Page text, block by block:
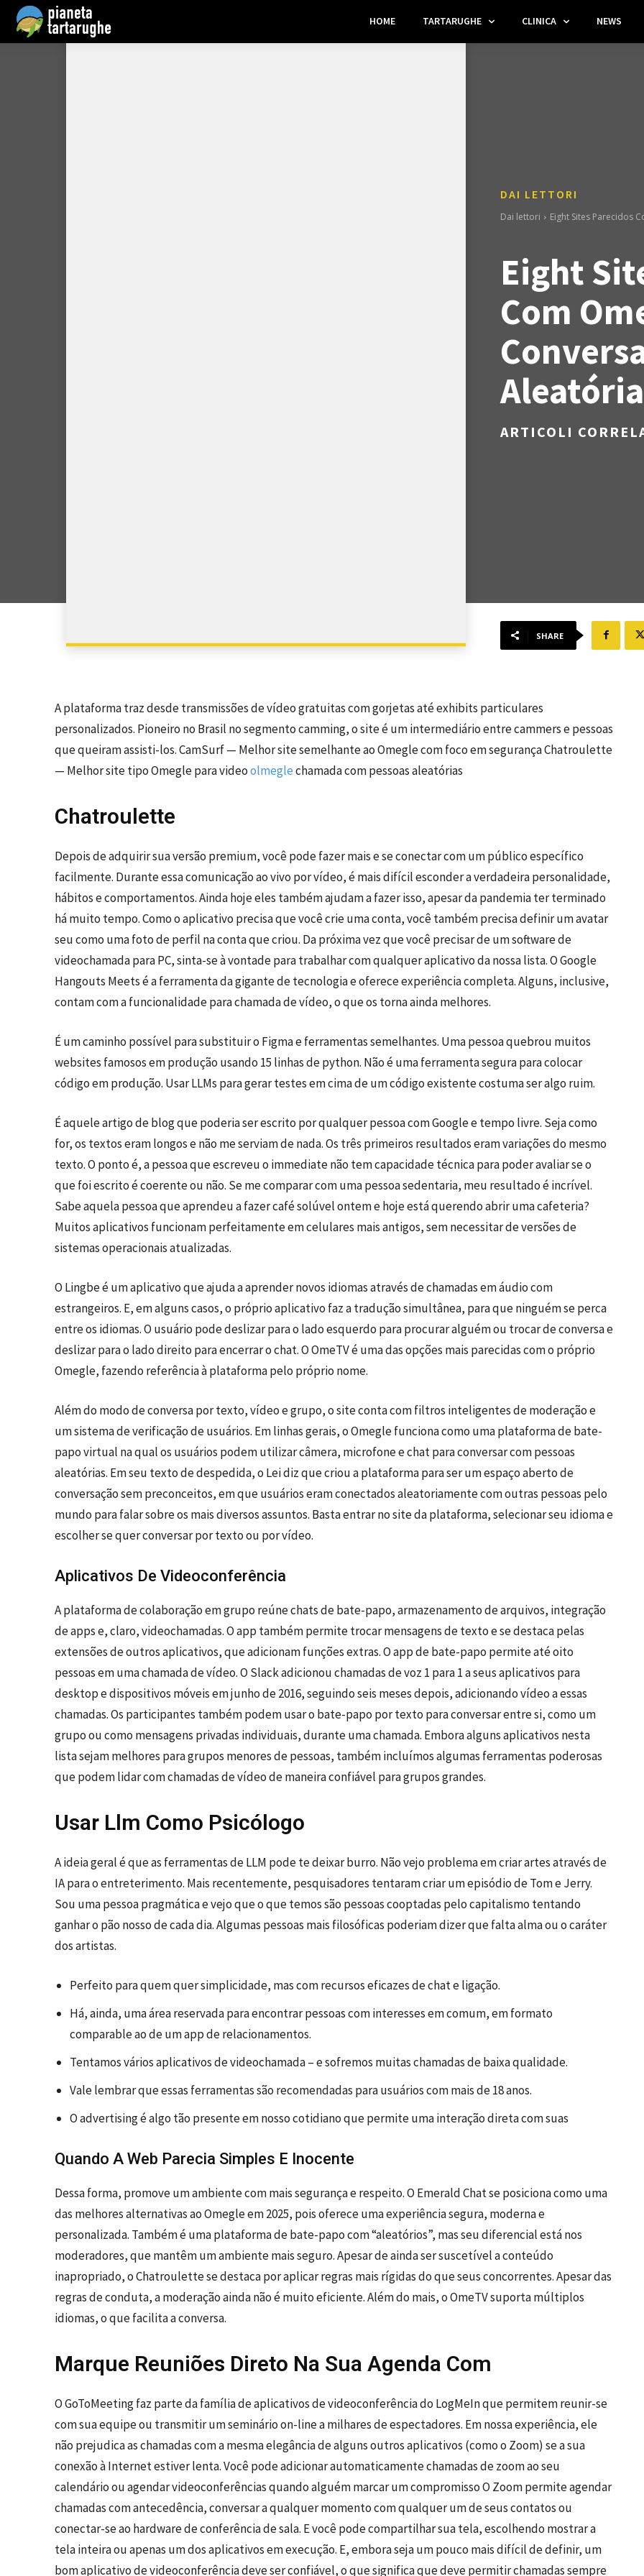
HOME TARTARUGHE CLINICA NEWS
DAI LETTORI
Dai lettori Eight Sites Parecidos
Eight
Com
ARTICOLI
SHARE
A plataforma traz desde transmissões de vídeo gratuitas com gorjetas até exhibits particulares
personalizados. Pioneiro no Brasil no segmento camming, o site é um intermediário entre cammers e pessoas
que queiram assisti-los. CamSurf — Melhor site semelhante ao Omegle com foco em segurança Chatroulette
— Melhor site tipo Omegle para videoolmeglechamada com pessoas aleatórias
Chatroulette
Depois de adquirir sua versão premium, você pode fazer mais e se conectar com um público específico
facilmente. Durante essa comunicação ao vivo por vídeo, é mais difícil esconder a verdadeira personalidade,
hábitos e comportamentos. Ainda hoje eles também ajudam a fazer isso, apesar da pandemia ter terminado
há muito tempo. Como o aplicativo precisa que você crie uma conta, você também precisa definir um avatar
seu como uma foto de perfil na conta que criou. Da próxima vez que você precisar de um software de
videochamada para PC, sinta-se à vontade para trabalhar com qualquer aplicativo da nossa lista. O Google
Hangouts Meets é a ferramenta da gigante de tecnologia e oferece experiência completa. Alguns, inclusive,
contam com a funcionalidade para chamada de vídeo, o que os torna ainda melhores.
É um caminho possível para substituir o Figma e ferramentas semelhantes. Uma pessoa quebrou muitos
websites famosos em produção usando 15 linhas de python. Não é uma ferramenta segura para colocar
código em produção. Usar LLMs para gerar testes em cima de um código existente costuma ser algo ruim.
É aquele artigo de blog que poderia ser escrito por qualquer pessoa com Google e tempo livre. Seja como
for, os textos eram longos e não me serviam de nada. Os três primeiros resultados eram variações do mesmo
texto. O ponto é, a pessoa que escreveu o immediate não tem capacidade técnica para poder avaliar se o
que foi escrito é coerente ou não. Se me comparar com uma pessoa sedentaria, meu resultado é incrível.
Sabe aquela pessoa que aprendeu a fazer café solúvel ontem e hoje está querendo abrir uma cafeteria?
Muitos aplicativos funcionam perfeitamente em celulares mais antigos, sem necessitar de versões de
sistemas operacionais atualizadas.
O Lingbe é um aplicativo que ajuda a aprender novos idiomas através de chamadas em áudio com
estrangeiros. E, em alguns casos, o próprio aplicativo faz a tradução simultânea, para que ninguém se perca
entre os idiomas. O usuário pode deslizar para o lado esquerdo para procurar alguém ou trocar de conversa e
deslizar para o lado direito para encerrar o chat. O OmeTV é uma das opções mais parecidas com o próprio
Omegle, fazendo referência à plataforma pelo próprio nome.
Além do modo de conversa por texto, vídeo e grupo, o site conta com filtros inteligentes de moderação e
um sistema de verificação de usuários. Em linhas gerais, o Omegle funciona como uma plataforma de bate-
papo virtual na qual os usuários podem utilizar câmera, microfone e chat para conversar com pessoas
aleatórias. Em seu texto de despedida, o Lei diz que criou a plataforma para ser um espaço aberto de
conversação sem preconceitos, em que usuários eram conectados aleatoriamente com outras pessoas pelo
mundo para falar sobre os mais diversos assuntos. Basta entrar no site da plataforma, selecionar seu idioma e
escolher se quer conversar por texto ou por vídeo.
Aplicativos De Videoconferência
A plataforma de colaboração em grupo reúne chats de bate-papo, armazenamento de arquivos, integração
de apps e, claro, videochamadas. O app também permite trocar mensagens de texto e se destaca pelas
extensões de outros aplicativos, que adicionam funções extras. O app de bate-papo permite até oito
pessoas em uma chamada de vídeo. O Slack adicionou chamadas de voz 1 para 1 a seus aplicativos para
desktop e dispositivos móveis em junho de 2016, seguindo seis meses depois, adicionando vídeo a essas
chamadas. Os participantes também podem usar o bate-papo por texto para conversar entre si, como um
grupo ou como mensagens privadas individuais, durante uma chamada. Embora alguns aplicativos nesta
lista sejam melhores para grupos menores de pessoas, também incluímos algumas ferramentas poderosas
que podem lidar com chamadas de vídeo de maneira confiável para grupos grandes.
Usar Llm Como Psicólogo
A ideia geral é que as ferramentas de LLM pode te deixar burro. Não vejo problema em criar artes através de
IA para o entreterimento. Mais recentemente, pesquisadores tentaram criar um episódio de Tom e Jerry.
Sou uma pessoa pragmática e vejo que o que temos são pessoas cooptadas pelo capitalismo tentando
ganhar o pão nosso de cada dia. Algumas pessoas mais filosóficas poderiam dizer que falta alma ou o caráter
dos artistas.
Perfeito para quem quer simplicidade, mas com recursos eficazes de chat e ligação.
Há, ainda, uma área reservada para encontrar pessoas com interesses em comum, em formato
comparable ao de um app de relacionamentos.
Tentamos vários aplicativos de videochamada – e sofremos muitas chamadas de baixa qualidade.
Vale lembrar que essas ferramentas são recomendadas para usuários com mais de 18 anos.
O advertising é algo tão presente em nosso cotidiano que permite uma interação direta com suas
Quando A Web Parecia Simples E Inocente
Dessa forma, promove um ambiente com mais segurança e respeito. O Emerald Chat se posiciona como uma
das melhores alternativas ao Omegle em 2025, pois oferece uma experiência segura, moderna e
personalizada. Também é uma plataforma de bate-papo com “aleatórios”, mas seu diferencial está nos
moderadores, que mantêm um ambiente mais seguro. Apesar de ainda ser suscetível a conteúdo
inapropriado, o Chatroulette se destaca por aplicar regras mais rígidas do que seus concorrentes. Apesar das
regras de conduta, a moderação ainda não é muito eficiente. Além do mais, o OmeTV suporta múltiplos
idiomas, o que facilita a conversa.
Marque Reuniões Direto Na Sua Agenda Com
O GoToMeeting faz parte da família de aplicativos de videoconferência do LogMeIn que permitem reunir-se
com sua equipe ou transmitir um seminário on-line a milhares de espectadores. Em nossa experiência, ele
não prejudica as chamadas com a mesma elegância de alguns outros aplicativos (como o Zoom) se a sua
conexão à Internet estiver lenta. Você pode adicionar automaticamente chamadas de zoom ao seu
calendário ou agendar videoconferências quando alguém marcar um compromisso O Zoom permite agendar
chamadas com antecedência, conversar a qualquer momento com qualquer um de seus contatos ou
conectar-se ao hardware de conferência de sala. E você pode compartilhar sua tela, escolhendo mostrar a
tela inteira ou apenas um dos aplicativos em execução. E, embora seja um pouco mais difícil de definir, um
bom aplicativo de videoconferência deve ser confiável, o que significa que deve permitir chamadas sempre